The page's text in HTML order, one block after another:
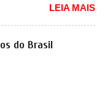
a substituição do
(aquecimento,
A marca também
do
que aparece com
uma nova opção de
receber o
conhecido como
LEIA MAIS
do Brasil